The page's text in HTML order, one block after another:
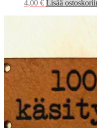
4,00 € Lisää